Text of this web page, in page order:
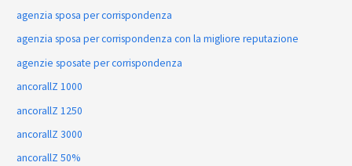
agenzia sposa per corrispondenza
agenzia sposa per corrispondenza con la migliore reputazione
agenzie sposate per corrispondenza
ancorallZ 1000
ancorallZ 1250
ancorallZ 3000
ancorallZ 50%